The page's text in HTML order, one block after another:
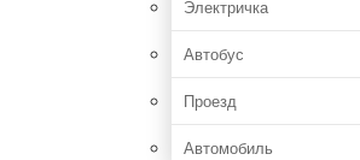
Электричка
Автобус
Проезд
Автомобиль